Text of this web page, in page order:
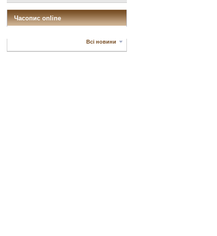
Часопис online
Всі новини